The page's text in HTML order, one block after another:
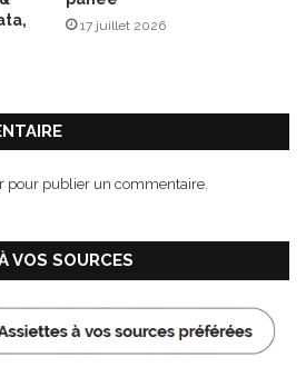
17 juillet 2026
pour publier un commentaire.
VOS SOURCES